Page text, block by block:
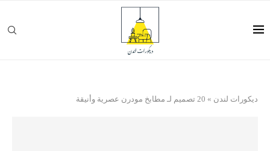
ديكورات لندن » 20 تصميم لـ مطابخ مودرن عصرية وأنيقة